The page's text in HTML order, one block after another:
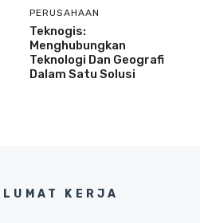
PERUSAHAAN
Teknogis:
Menghubungkan
Teknologi Dan Geografi
Dalam Satu Solusi
KERJA